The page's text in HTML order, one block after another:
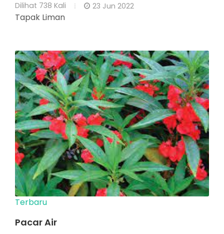
Dilihat 738 Kali 23 Jun 2022
Tapak Liman
Terbaru
Pacar Air